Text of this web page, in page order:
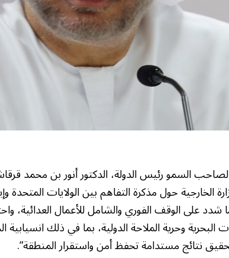
السمو رئيس الدولة، الدكتور أنور بن محمد
حول مذكرة التفاهم بين الولايات المتحدة
كما شدد على الوقف الفوري والشامل للأعمال العدائية،
البحرية وحرية الملاحة الدولية، بما في ذلك
نتائج مستدامة تحفظ أمن واستقرار المنطقة”.